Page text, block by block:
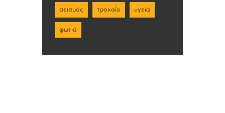
σεισμός τροχαίο υγεία
φωτιά